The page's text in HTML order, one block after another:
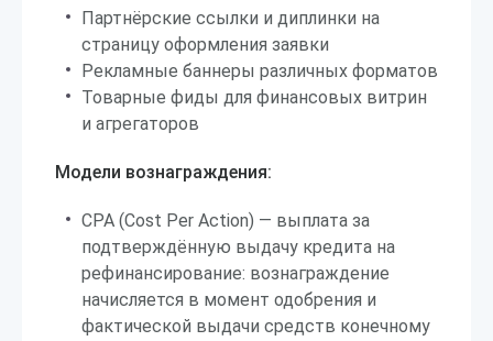
Партнёрские ссылки и диплинки на
страницу оформления заявки
Рекламные баннеры различных форматов
Товарные фиды для финансовых витрин
и агрегаторов
Модели вознаграждения:
CPA (Cost Per Action) — выплата за
подтверждённую выдачу кредита на
рефинансирование: вознаграждение
начисляется в момент одобрения и
фактической выдачи средств конечному